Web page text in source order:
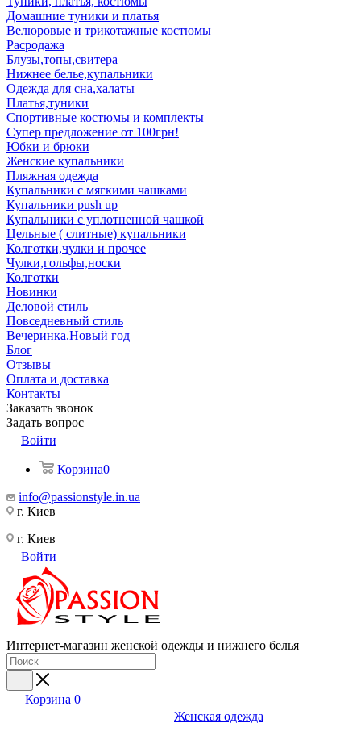
Домашние туники и платья
Велюровые и трикотажные костюмы
Расродажа
Блузы,топы,свитера
Нижнее белье,купальники
Одежда для сна,халаты
Платья,туники
Спортивные костюмы и комплекты
Супер предложение от 100грн!
Юбки и брюки
Женские купальники
Пляжная одежда
Купальники с мягкими чашками
Купальники push up
Купальники с уплотненной чашкой
Цельные ( слитные) купальники
Колготки,чулки и прочее
Чулки,гольфы,носки
Колготки
Новинки
Деловой стиль
Повседневный стиль
Вечеринка.Новый год
Блог
Отзывы
Оплата и доставка
Контакты
Заказать звонок
Задать вопрос
Войти
Корзина0
info@passionstyle.in.ua
г. Киев
г. Киев
Войти
Интернет-магазин женской одежды и нижнего белья
Корзина 0
Женская одежда